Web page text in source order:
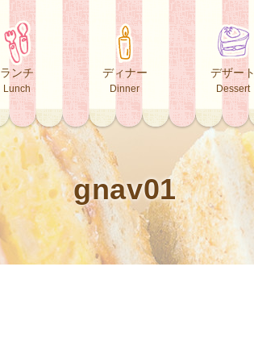
ランチ
Lunch
ディナー
Dinner
デザート
Dessert
gnav01